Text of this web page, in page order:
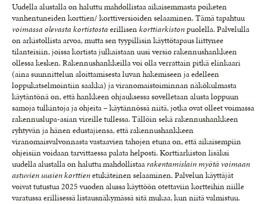
Uudella alustalla on haluttu mahdollistaa aikaisemmasta poiketen
vanhentuneiden korttien/ korttiversioiden selaaminen. Tämä tapahtuu
voimassa olevasta kortistostaerillisenkorttiarkistonpuolella. Palvelulla
on arkistollista arvoa, mutta sen tyypillisin käyttötapaus liittynee
tilanteisiin, joissa kortista julkaistaan uusi versio rakennushankkeen
ollessa kesken. Rakennushankkeilla voi olla verrattain pitkä elinkaari
(aina suunnittelun aloittamisesta luvan hakemiseen ja edelleen
loppukatselmointiin saakka) ja viranomaistoiminnan näkökulmasta
käytäntönä on, että hankkeen ohjauksessa sovelletaan alusta loppuun
samoja tulkintoja ja ohjeita – käytännössä niitä, jotka ovat olleet voimassa
rakennuslupa-asian vireille tullessa. Tällöin sekä rakennushankkeen
ryhtyvän ja hänen edustajiensa, että rakennushankkeen
viranomaisvalvonnasta vastaavien tahojen etuna on, että aikaisempiin
ohjeisiin voidaan tarvittaessa palata helposti. Korttiarkiston lisäksi
uudella alustalla on haluttu mahdollistaarakentamislain myötä voimaan
astuvien uusien korttienetukäteinen selaaminen. Palvelun käyttäjät
voivat tutustua 2025 vuoden alussa käyttöön otettaviin kortteihin niille
varatussa erillisessä listausnäkymässä sitä mukaa, kun niitä valmistuu.